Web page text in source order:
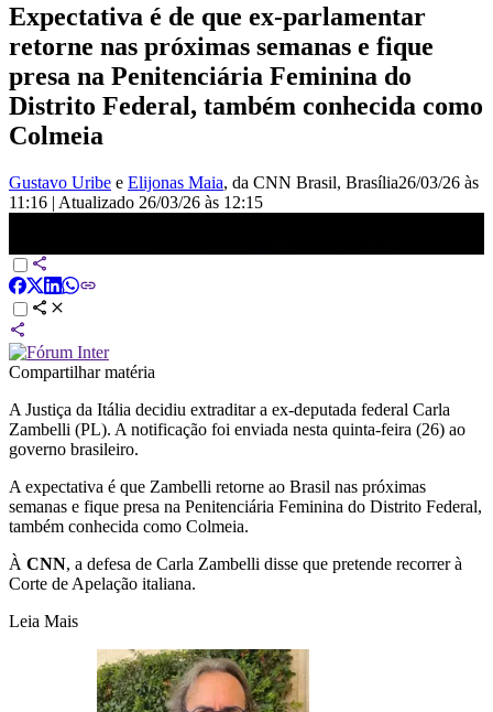
Expectativa é de que ex-parlamentar
retorne nas próximas semanas e fique
presa na Penitenciária Feminina do
Distrito Federal, também conhecida como
Colmeia
Gustavo Uribe e Elijonas Maia, da CNN Brasil, Brasília26/03/26 às
11:16 | Atualizado 26/03/26 às 12:15
Compartilhar matéria
A Justiça da Itália decidiu extraditar a ex-deputada federal Carla
Zambelli (PL). A notificação foi enviada nesta quinta-feira (26) ao
governo brasileiro.
A expectativa é que Zambelli retorne ao Brasil nas próximas
semanas e fique presa na Penitenciária Feminina do Distrito Federal,
também conhecida como Colmeia.
À CNN, a defesa de Carla Zambelli disse que pretende recorrer à
Corte de Apelação italiana.
Leia Mais